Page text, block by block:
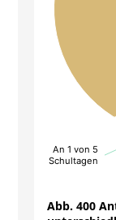
An 1 von 5
Schultagen
An 1 von 5
Schultagen
Abb. 400